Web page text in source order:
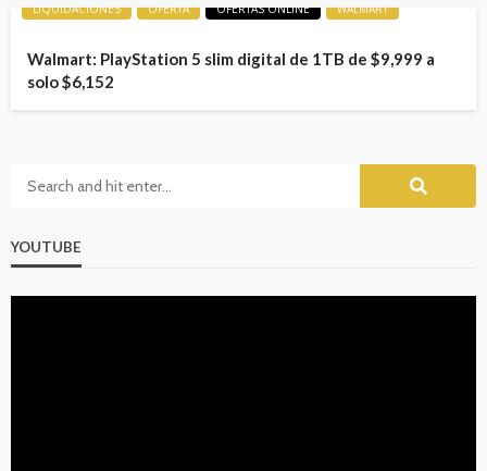
LIQUIDACIONES OFERTA OFERTAS ONLINE WALMART
Walmart: PlayStation 5 slim digital de 1TB de $9,999 a
solo $6,152
YOUTUBE